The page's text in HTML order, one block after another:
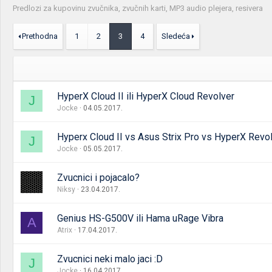
Predlozi za kupovinu zvučnika, zvučnih karti, MP3 audio plejera, resivera
Prethodna 1 2 3 4 Sledeća
J HyperX Cloud II ili HyperX Cloud Revolver
Jocke 04.05.2017.
J Hyperx Cloud II vs Asus Strix Pro vs HyperX
Jocke 05.05.2017.
Zvucnici i pojacalo?
Niksy 23.04.2017.
A Genius HS-G500V ili Hama uRage Vibra
Atrix 17.04.2017.
J Zvucnici neki malo jaci :D